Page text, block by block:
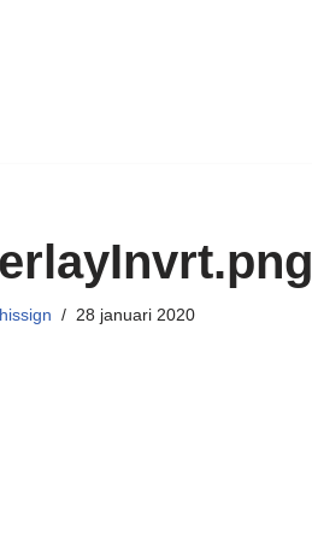
28 januari 2020